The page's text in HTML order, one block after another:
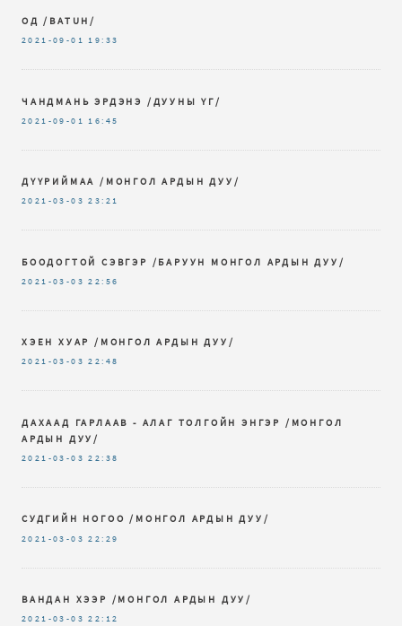
ОД /BATUH/
2021-09-01 19:33
ЧАНДМАНЬ ЭРДЭНЭ /ДУУНЫ ҮГ/
2021-09-01 16:45
ДҮҮРИЙМАА /МОНГОЛ АРДЫН ДУУ/
2021-03-03 23:21
БООДОГТОЙ СЭВГЭР /БАРУУН МОНГОЛ АРДЫН ДУУ/
2021-03-03 22:56
ХЭЕН ХУАР /МОНГОЛ АРДЫН ДУУ/
2021-03-03 22:48
ДАХААД ГАРЛААВ - АЛАГ ТОЛГОЙН ЭНГЭР /МОНГОЛ
АРДЫН ДУУ/
2021-03-03 22:38
СУДГИЙН НОГОО /МОНГОЛ АРДЫН ДУУ/
2021-03-03 22:29
ВАНДАН ХЭЭР /МОНГОЛ АРДЫН ДУУ/
2021-03-03 22:12